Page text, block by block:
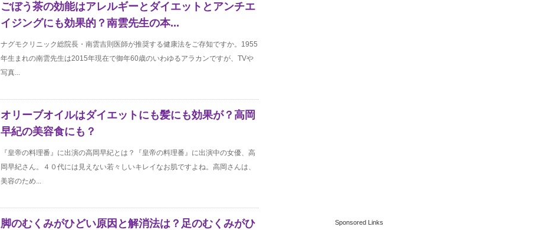
ごぼう茶の効能はアレルギーとダイエットとアンチエ
イジングにも効果的？南雲先生の本...
ナグモクリニック総院長・南雲吉則医師が推奨する健康法をご存知ですか。1955
年生まれの南雲先生は2015年現在で御年60歳のいわゆるアラカンですが、TVや
写真...
オリーブオイルはダイエットにも髪にも効果が？高岡
早紀の美容食にも？
『皇帝の料理番』に出演の高岡早紀とは？『皇帝の料理番』に出演中の女優、高
岡早紀さん。４０代には見えない若々しいキレイなお肌ですよね。高岡さんは、
美容のため...
脚のむくみがひどい原因と解消法は？足のむくみがひ
Sponsored Links